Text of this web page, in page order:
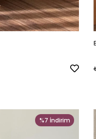
%7 İndirim